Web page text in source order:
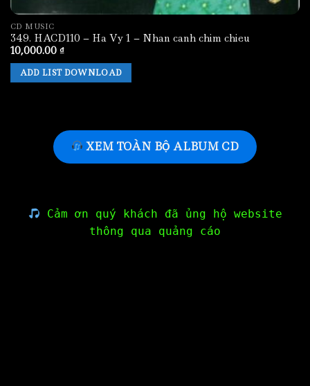
CD MUSIC
349. HACD110 – Ha Vy 1 – Nhan canh chim chieu
10,000.00 ₫
ADD LIST DOWNLOAD
XEM TOÀN BỘ ALBUM CD
Cảm ơn quý khách đã ủng hộ website
thông qua quảng cáo